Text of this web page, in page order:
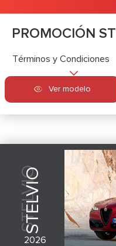
PROMOCIÓN
Términos y Condiciones
Ver modelo
STELVIO
STELVIO
2026